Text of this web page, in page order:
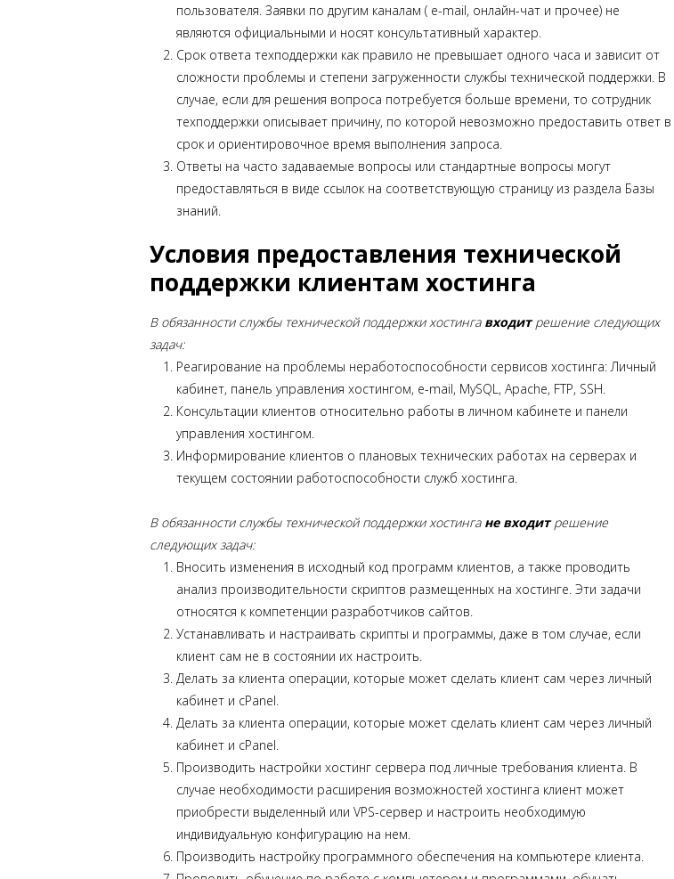
пользователя. Заявки по другим каналам ( e-mail, онлайн-чат и прочее) не
являются официальными и носят консультативный характер.
Срок ответа техподдержки как правило не превышает одного часа и зависит от
сложности проблемы и степени загруженности службы технической поддержки. В
случае, если для решения вопроса потребуется больше времени, то сотрудник
техподдержки описывает причину, по которой невозможно предоставить ответ в
срок и ориентировочное время выполнения запроса.
Ответы на часто задаваемые вопросы или стандартные вопросы могут
предоставляться в виде ссылок на соответствующую страницу из раздела Базы
знаний.
Условия предоставления технической
поддержки клиентам хостинга
В обязанности службы технической поддержки хостинга входитрешение следующих
задач:
Реагирование на проблемы неработоспособности сервисов хостинга: Личный
кабинет, панель управления хостингом, e-mail, MySQL, Apache, FTP, SSH.
Консультации клиентов относительно работы в личном кабинете и панели
управления хостингом.
Информирование клиентов о плановых технических работах на серверах и
текущем состоянии работоспособности служб хостинга.
В обязанности службы технической поддержки хостинга не входитрешение
следующих задач:
Вносить изменения в исходный код программ клиентов, а также проводить
анализ производительности скриптов размещенных на хостинге. Эти задачи
относятся к компетенции разработчиков сайтов.
Устанавливать и настраивать скрипты и программы, даже в том случае, если
клиент сам не в состоянии их настроить.
Делать за клиента операции, которые может сделать клиент сам через личный
кабинет и cPanel.
Делать за клиента операции, которые может сделать клиент сам через личный
кабинет и cPanel.
Производить настройки хостинг сервера под личные требования клиента. В
случае необходимости расширения возможностей хостинга клиент может
приобрести выделенный или VPS-сервер и настроить необходимую
индивидуальную конфигурацию на нем.
Производить настройку программного обеспечения на компьютере клиента.